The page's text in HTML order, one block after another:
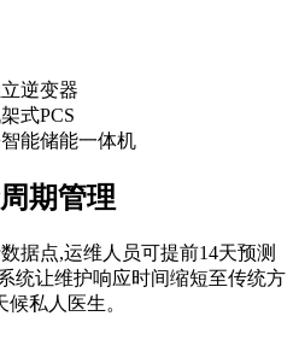
逆变器
式PCS
能储能一体机
期管理
据点,运维人员可提前14天预测
统让维护响应时间缩短至传统方
私人医生。